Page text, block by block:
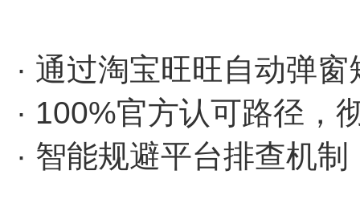
· 通过淘宝旺旺自动弹
· 100%官方认可路径，
· 智能规避平台排查机